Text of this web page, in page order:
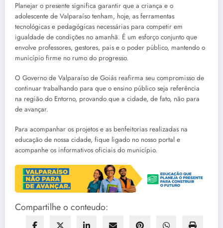
Planejar o presente significa garantir que a criança e o
adolescente de Valparaíso tenham, hoje, as ferramentas
tecnológicas e pedagógicas necessárias para competir em
igualdade de condições no amanhã. É um esforço conjunto que
envolve professores, gestores, pais e o poder público, mantendo o
município firme no rumo do progresso.
O Governo de Valparaíso de Goiás reafirma seu compromisso de
continuar trabalhando para que o ensino público seja referência
na região do Entorno, provando que a cidade, de fato, não para
de avançar.
Para acompanhar os projetos e as benfeitorias realizadas na
educação de nossa cidade, fique ligado no nosso portal e
acompanhe os informativos oficiais do município.
Compartilhe o conteudo: